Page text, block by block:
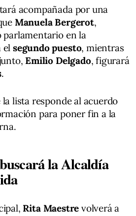
acompañada por una
Manuela Bergerot,
en la
elsegundo puesto, mientras
Emilio Delgado, figurará
.
lista responde al acuerdo
para poner fin a la
la Alcaldía
Rita Maestre volverá a